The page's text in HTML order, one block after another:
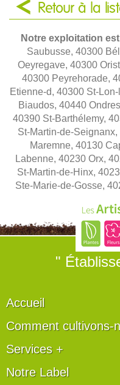
Retour à la
Notre exploitation
Saubusse, 40300
Oeyregave, 40300
40300 Peyrehorade,
Etienne-d, 40300 St-
Biaudos, 40440
40390 St-Barthélemy,
St-Martin-de-
Maremne, 40130
Labenne, 40230 Orx,
St-Martin-de-Hinx,
Ste-Marie-de-Gosse,
"
Accueil
Comment cultivons-
Services +
Notre Label